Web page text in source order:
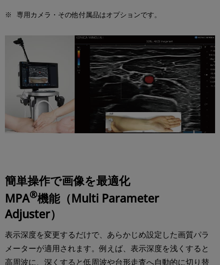
※ 専用カメラ・その他付属品はオプションです。
簡単操作で画像を最適化
MPA®機能（Multi Parameter
Adjuster）
表示深度を変更するだけで、あらかじめ設定した画質パラ
メーターが適用されます。例えば、表示深度を浅くすると
高周波に、深くすると低周波や台形走査へ自動的に切り替